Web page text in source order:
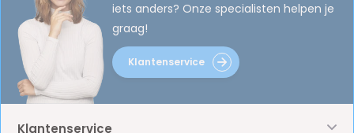
iets anders? Onze specialisten helpen je
graag!
Klantenservice
Klantenservice